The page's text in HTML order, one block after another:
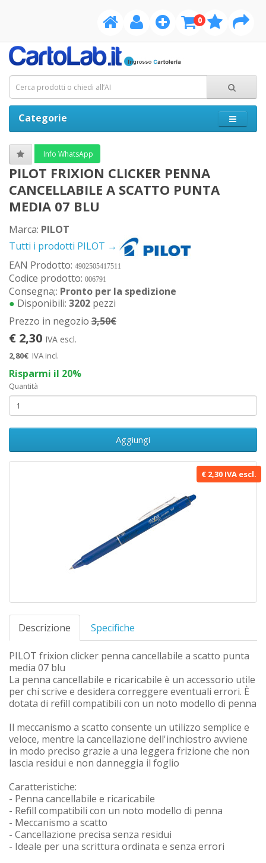
0
Categorie
€ 2,30 IVA escl.
Descrizione Specifiche
PILOT frixion clicker penna cancellabile a scatto punta
media 07 blu
La penna cancellabile e ricaricabile è un accessorio utile
per chi scrive e desidera correggere eventuali errori. È
dotata di refill compatibili con un noto modello di penna
Il meccanismo a scatto consente un utilizzo semplice e
veloce, mentre la cancellazione dell'inchiostro avviene
in modo preciso grazie a una leggera frizione che non
lascia residui e non danneggia il foglio
Caratteristiche:
- Penna cancellabile e ricaricabile
- Refill compatibili con un noto modello di penna
- Meccanismo a scatto
- Cancellazione precisa senza residui
- Ideale per una scrittura ordinata e senza errori
Info WhatsApp
PILOT FRIXION CLICKER PENNA
CANCELLABILE A SCATTO PUNTA
MEDIA 07 BLU
Marca: PILOT
Tutti i prodotti PILOT →
EAN Prodotto: 4902505417511
Codice prodotto: 006791
Consegna;: Pronto per la spedizione
● Disponibili: 3202 pezzi
Prezzo in negozio 3,50€
€ 2,30 IVA escl.
2,80€ IVA incl.
Risparmi il 20%
Quantità
Aggiungi